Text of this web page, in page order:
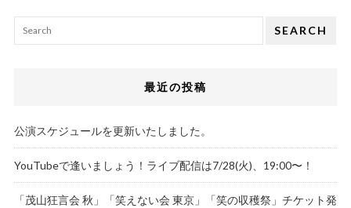
SEARCH
最近の投稿
公演スケジュールを更新いたしました。
YouTubeで逢いましょう！ライブ配信は7/28(火)、19:00〜！
「茂山狂言会 秋」「笑えない会 東京」「笑の収穫祭」チケット発